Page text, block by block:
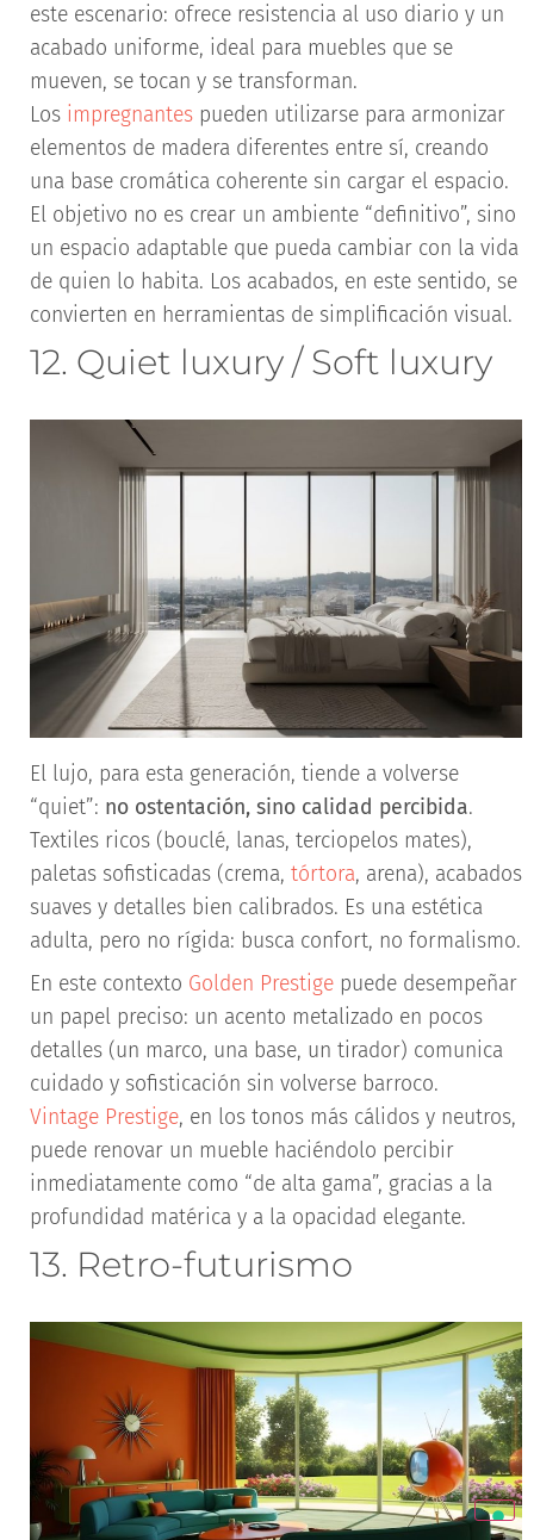
este escenario: ofrece resistencia al uso diario y un
acabado uniforme, ideal para muebles que se
mueven, se tocan y se transforman.
Los impregnantes pueden utilizarse para armonizar
elementos de madera diferentes entre sí, creando
una base cromática coherente sin cargar el espacio.
El objetivo no es crear un ambiente “definitivo”, sino
un espacio adaptable que pueda cambiar con la vida
de quien lo habita. Los acabados, en este sentido, se
convierten en herramientas de simplificación visual.
12. Quiet luxury / Soft luxury
El lujo, para esta generación, tiende a volverse
“quiet”: no ostentación, sino calidad percibida.
Textiles ricos (bouclé, lanas, terciopelos mates),
paletas sofisticadas (crema, tórtora, arena), acabados
suaves y detalles bien calibrados. Es una estética
adulta, pero no rígida: busca confort, no formalismo.
En este contexto Golden Prestige puede desempeñar
un papel preciso: un acento metalizado en pocos
detalles (un marco, una base, un tirador) comunica
cuidado y sofisticación sin volverse barroco.
Vintage Prestige, en los tonos más cálidos y neutros,
puede renovar un mueble haciéndolo percibir
inmediatamente como “de alta gama”, gracias a la
profundidad matérica y a la opacidad elegante.
13. Retro-futurismo